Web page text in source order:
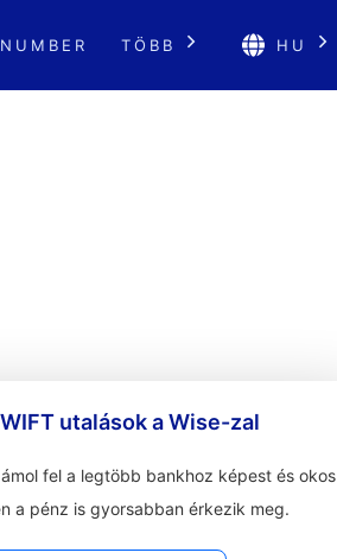
TÖBB HU
utalások a Wise-zal
fel a legtöbb bankhoz képest és okos
a pénz is gyorsabban érkezik meg.